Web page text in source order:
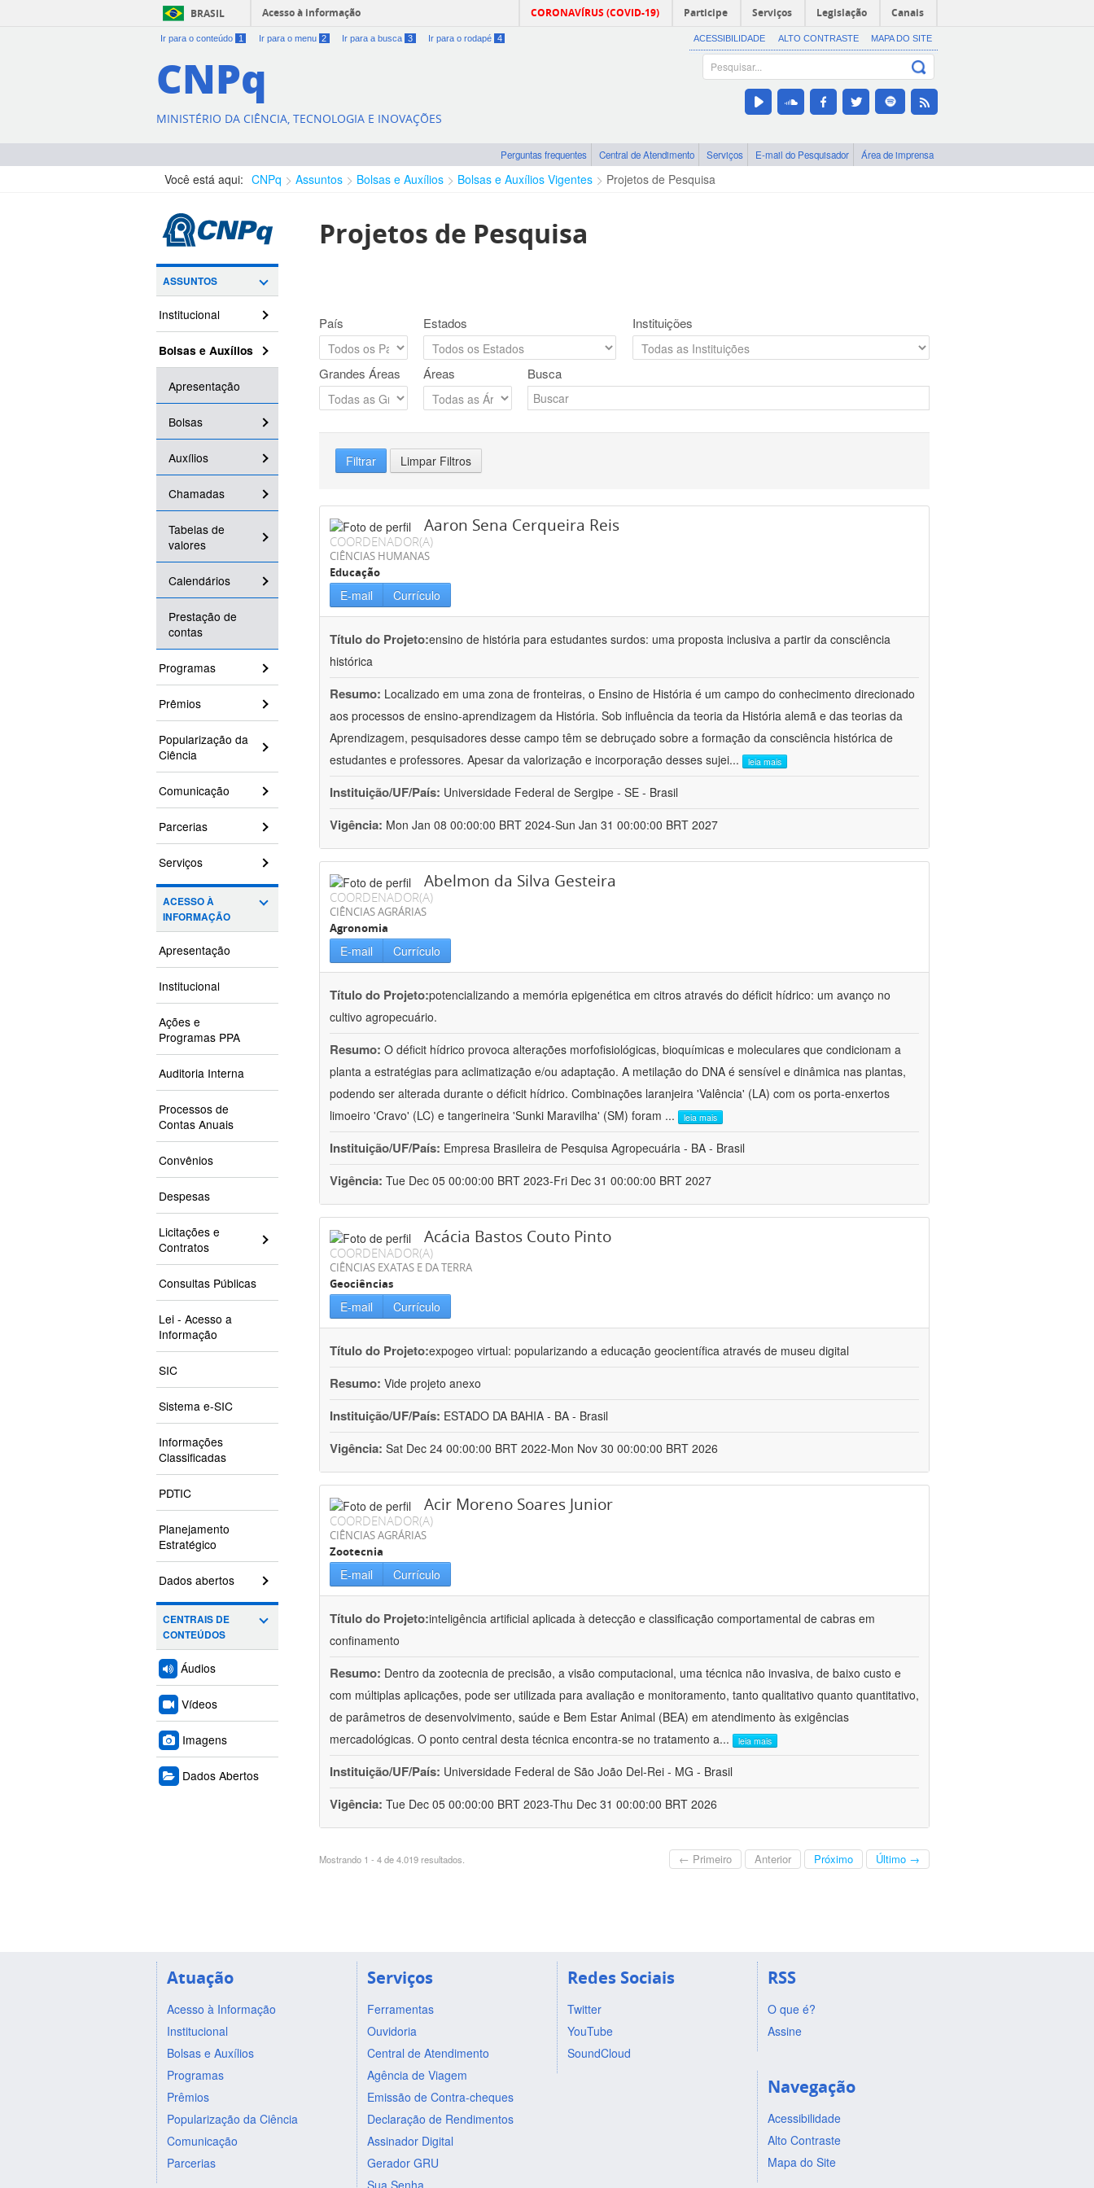
BRASIL Acesso à informação CORONAVÍRUS (COVID-19) Participe Serviços Legislação Canais
Ir para o conteúdo 1 Ir para o menu 2 Ir para a busca 3 Ir para o rodapé 4 ACESSIBILIDADE ALTO CONTRASTE MAPA DO SITE
CNPq
MINISTÉRIO DA CIÊNCIA, TECNOLOGIA E INOVAÇÕES
Perguntas frequentes Central de Atendimento Serviços E-mail do Pesquisador Área de imprensa
Você está aqui: CNPq Assuntos Bolsas e Auxílios Bolsas e Auxílios Vigentes Projetos de Pesquisa
ASSUNTOS
Institucional
Bolsas e Auxílios
Apresentação
Bolsas
Auxílios
Chamadas
Tabelas de
valores
Calendários
Prestação de
contas
Programas
Prêmios
Popularização da
Ciência
Comunicação
Parcerias
Serviços
ACESSO À
INFORMAÇÃO
Apresentação
Institucional
Ações e
Programas PPA
Auditoria Interna
Processos de
Contas Anuais
Convênios
Despesas
Licitações e
Contratos
Consultas Públicas
Lei - Acesso a
Informação
SIC
Sistema e-SIC
Informações
Classificadas
PDTIC
Planejamento
Estratégico
Dados abertos
CENTRAIS DE
CONTEÚDOS
Áudios
Vídeos
Imagens
Dados Abertos
Projetos de Pesquisa
País Estados Instituições
Grandes Áreas Áreas Busca
Filtrar Limpar Filtros
Aaron Sena Cerqueira Reis
COORDENADOR(A)
CIÊNCIAS HUMANAS
Educação
E-mail Currículo
Título do Projeto:ensino de história para estudantes surdos: uma proposta inclusiva a partir da consciência
histórica
Resumo: Localizado em uma zona de fronteiras, o Ensino de História é um campo do conhecimento direcionado
aos processos de ensino-aprendizagem da História. Sob influência da teoria da História alemã e das teorias da
Aprendizagem, pesquisadores desse campo têm se debruçado sobre a formação da consciência histórica de
estudantes e professores. Apesar da valorização e incorporação desses sujei... leia mais
Instituição/UF/País: Universidade Federal de Sergipe - SE - Brasil
Vigência: Mon Jan 08 00:00:00 BRT 2024-Sun Jan 31 00:00:00 BRT 2027
Abelmon da Silva Gesteira
COORDENADOR(A)
CIÊNCIAS AGRÁRIAS
Agronomia
E-mail Currículo
Título do Projeto:potencializando a memória epigenética em citros através do déficit hídrico: um avanço no
cultivo agropecuário.
Resumo: O déficit hídrico provoca alterações morfofisiológicas, bioquímicas e moleculares que condicionam a
planta a estratégias para aclimatização e/ou adaptação. A metilação do DNA é sensível e dinâmica nas plantas,
podendo ser alterada durante o déficit hídrico. Combinações laranjeira 'Valência' (LA) com os porta-enxertos
limoeiro 'Cravo' (LC) e tangerineira 'Sunki Maravilha' (SM) foram ... leia mais
Instituição/UF/País: Empresa Brasileira de Pesquisa Agropecuária - BA - Brasil
Vigência: Tue Dec 05 00:00:00 BRT 2023-Fri Dec 31 00:00:00 BRT 2027
Acácia Bastos Couto Pinto
COORDENADOR(A)
CIÊNCIAS EXATAS E DA TERRA
Geociências
E-mail Currículo
Título do Projeto:expogeo virtual: popularizando a educação geocientífica através de museu digital
Resumo: Vide projeto anexo
Instituição/UF/País: ESTADO DA BAHIA - BA - Brasil
Vigência: Sat Dec 24 00:00:00 BRT 2022-Mon Nov 30 00:00:00 BRT 2026
Acir Moreno Soares Junior
COORDENADOR(A)
CIÊNCIAS AGRÁRIAS
Zootecnia
E-mail Currículo
Título do Projeto:inteligência artificial aplicada à detecção e classificação comportamental de cabras em
confinamento
Resumo: Dentro da zootecnia de precisão, a visão computacional, uma técnica não invasiva, de baixo custo e
com múltiplas aplicações, pode ser utilizada para avaliação e monitoramento, tanto qualitativo quanto quantitativo,
de parâmetros de desenvolvimento, saúde e Bem Estar Animal (BEA) em atendimento às exigências
mercadológicas. O ponto central desta técnica encontra-se no tratamento a... leia mais
Instituição/UF/País: Universidade Federal de São João Del-Rei - MG - Brasil
Vigência: Tue Dec 05 00:00:00 BRT 2023-Thu Dec 31 00:00:00 BRT 2026
Mostrando 1 - 4 de 4.019 resultados. ← Primeiro Anterior Próximo Último →
Atuação
Acesso à Informação
Institucional
Bolsas e Auxílios
Programas
Prêmios
Popularização da Ciência
Comunicação
Parcerias
Serviços
Ferramentas
Ouvidoria
Central de Atendimento
Agência de Viagem
Emissão de Contra-cheques
Declaração de Rendimentos
Assinador Digital
Gerador GRU
Sua Senha
Redes Sociais
Twitter
YouTube
SoundCloud
RSS
O que é?
Assine
Navegação
Acessibilidade
Alto Contraste
Mapa do Site